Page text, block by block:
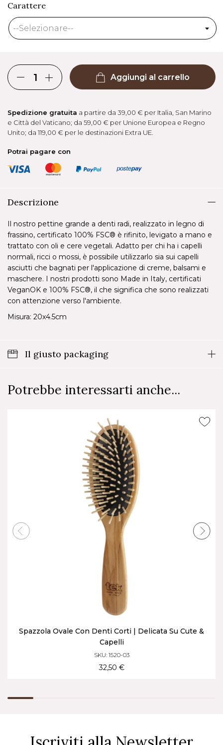
Carattere
Aggiungi al carrello
Spedizione gratuita a partire da 39,00 € per Italia, San Marino
e Città del Vaticano; da 59,00 € per Unione Europea e Regno
Unito; da 119,00 € per le destinazioni Extra UE.
Potrai pagare con
Descrizione
Il nostro pettine grande a denti radi, realizzato in legno di
frassino, certificato 100% FSC® è rifinito, levigato a mano e
trattato con oli e cere vegetali. Adatto per chi ha i capelli
normali, ricci o mossi, è possibile utilizzarlo sia sui capelli
asciutti che bagnati per l'applicazione di creme, balsami e
maschere. I nostri prodotti sono Made in Italy, certificati
VeganOK e 100% FSC®, il che significa che sono realizzati
con attenzione verso l'ambiente.
Misura: 20x4.5cm
Il giusto packaging
Potrebbe interessarti anche...
Spazzola Ovale Con Denti Corti | Delicata Su Cute &
Capelli
SKU: 1520-03
32,50 €